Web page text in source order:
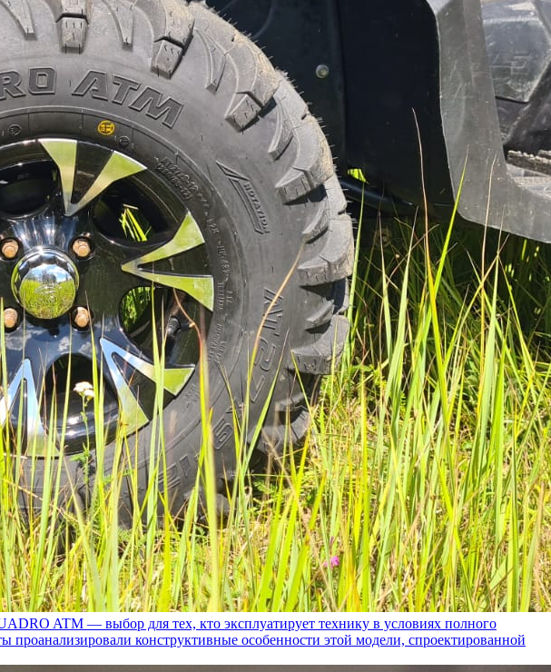
ATM — выбор для тех, кто эксплуатирует технику в условиях полного
конструктивные особенности этой модели, спроектированной